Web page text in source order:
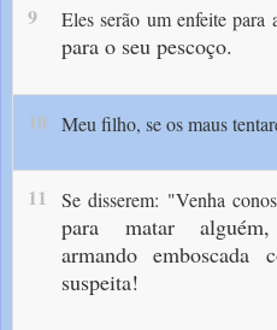
9 Eles serão um enfeite para
para o seu pescoço.
10 Meu filho, se os maus
11 Se disserem: "Venha
para matar
armando emboscada
suspeita!